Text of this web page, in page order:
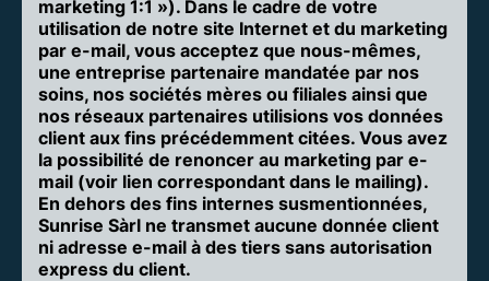
marketing 1:1 »). Dans le cadre de votre
utilisation de notre site Internet et du marketing
par e-mail, vous acceptez que nous-mêmes,
une entreprise partenaire mandatée par nos
soins, nos sociétés mères ou filiales ainsi que
nos réseaux partenaires utilisions vos données
client aux fins précédemment citées. Vous avez
la possibilité de renoncer au marketing par e-
mail (voir lien correspondant dans le mailing).
En dehors des fins internes susmentionnées,
Sunrise Sàrl ne transmet aucune donnée client
ni adresse e-mail à des tiers sans autorisation
express du client.